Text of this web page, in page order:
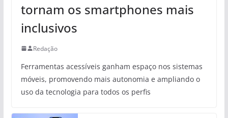
tornam os smartphones mais
inclusivos
Redação
Ferramentas acessíveis ganham espaço nos sistemas
móveis, promovendo mais autonomia e ampliando o
uso da tecnologia para todos os perfis